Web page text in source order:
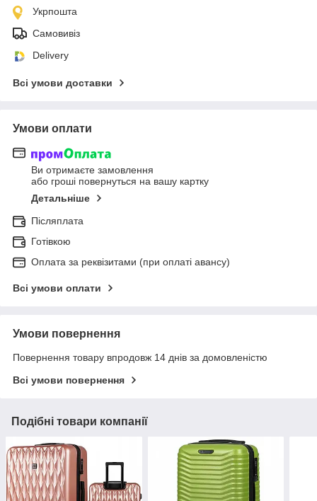
Укрпошта
Самовивіз
Delivery
Всі умови доставки
Умови оплати
Ви отримаєте замовлення
або гроші повернуться на вашу картку
Детальніше
Післяплата
Готівкою
Оплата за реквізитами (при оплаті авансу)
Всі умови оплати
Умови повернення
Повернення товару впродовж 14 днів за домовленістю
Всі умови повернення
Подібні товари компанії